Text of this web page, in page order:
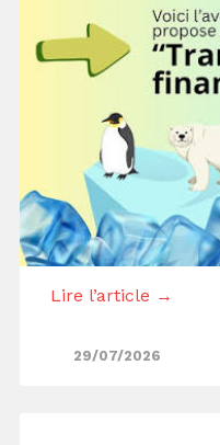
Lire l’article →
29/07/2026